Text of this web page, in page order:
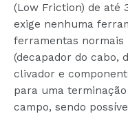
(Low Friction) de até
exige nenhuma
ferramentas normais
(decapador do cabo,
clivador e
para uma
campo, sendo